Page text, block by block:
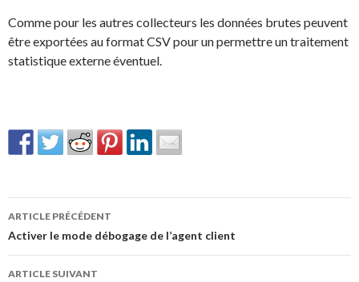
Comme pour les autres collecteurs les données brutes peuvent
être exportées au format CSV pour un permettre un traitement
statistique externe éventuel.
Navigation
des
articles
ARTICLE PRÉCÉDENT
Activer le mode débogage de l’agent client
ARTICLE SUIVANT